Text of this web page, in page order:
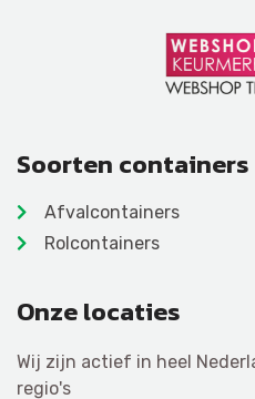
Soorten containers
Afvalcontainers
Rolcontainers
Onze locaties
Wij zijn actief in heel
regio's